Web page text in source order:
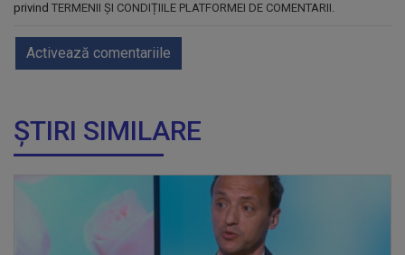
privind TERMENII ȘI CONDIȚIILE PLATFORMEI DE COMENTARII.
Activează comentariile
ȘTIRI SIMILARE